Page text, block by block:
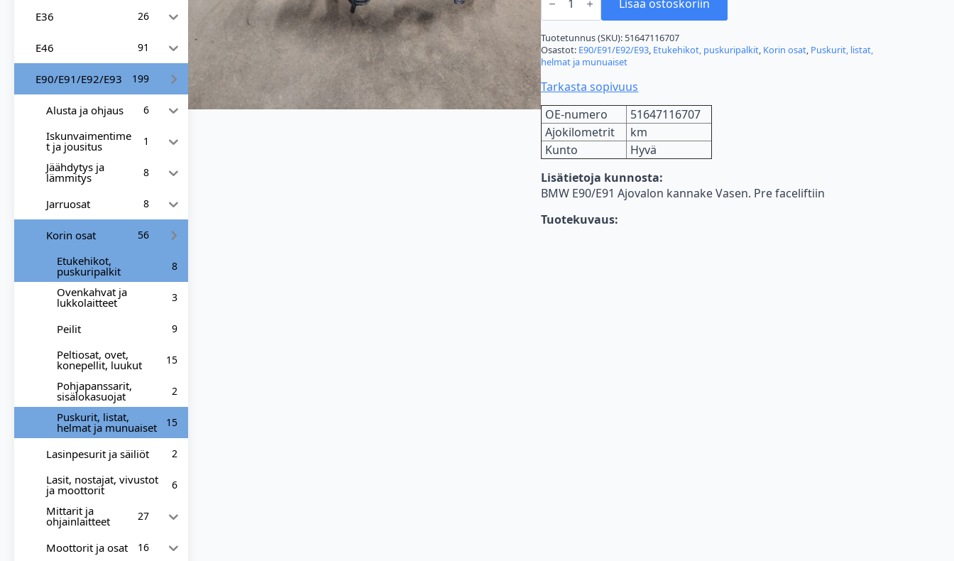
E36 26
E46 91
E90/E91/E92/E93 199
Alusta ja ohjaus 6
Iskunvaimentime
t ja jousitus 1
Jäähdytys ja
lämmitys 8
Jarruosat 8
Korin osat 56
Etukehikot,
puskuripalkit 8
Ovenkahvat ja
lukkolaitteet 3
Peilit 9
Peltiosat, ovet,
konepellit, luukut 15
Pohjapanssarit,
sisälokasuojat 2
Puskurit, listat,
helmat ja munuaiset 15
Lasinpesurit ja säiliöt 2
Lasit, nostajat, vivustot
ja moottorit 6
Mittarit ja
ohjainlaitteet 27
Moottorit ja osat 16
kannake
pre
lci,
Vasen
määrä
Lisää ostoskoriin
Tuotetunnus (SKU): 51647116707
Osastot: E90/E91/E92/E93, Etukehikot, puskuripalkit, Korin osat, Puskurit, listat,
helmat ja munuaiset
Tarkasta sopivuus
OE-numero
51647116707
Ajokilometrit
km
Kunto
Hyvä
Lisätietoja kunnosta:
BMW E90/E91 Ajovalon kannake Vasen. Pre faceliftiin
Tuotekuvaus: